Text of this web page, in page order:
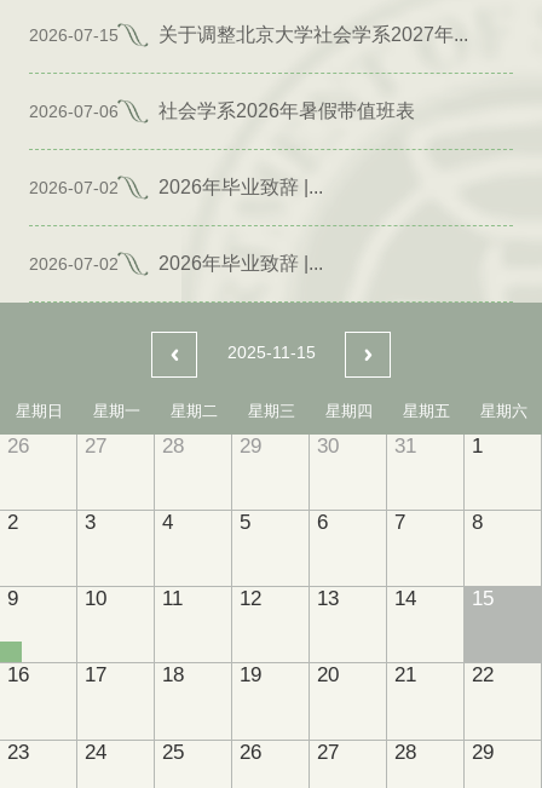
2026-07-15 关于调整北京大学社会学系2027年...
2026-07-06 社会学系2026年暑假带值班表
2026-07-02 2026年毕业致辞 |...
2026-07-02 2026年毕业致辞 |...
2025-11-15
星期日 星期一 星期二 星期三 星期四 星期五 星期六
26 27 28 29 30 31 1
2 3 4 5 6 7 8
9 10 11 12 13 14 15
16 17 18 19 20 21 22
23 24 25 26 27 28 29